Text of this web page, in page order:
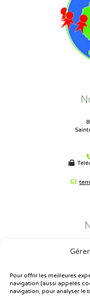
Pour offrir les meilleures
navigation (aussi appelés
navigation, pour analyser le